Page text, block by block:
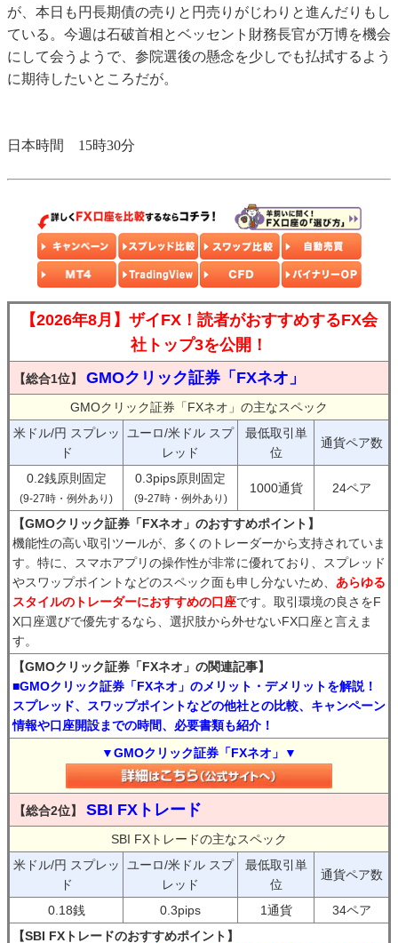
が、本日も円長期債の売りと円売りがじわりと進んだりもし
ている。今週は石破首相とベッセント財務長官が万博を機会
にして会うようで、参院選後の懸念を少しでも払拭するよう
に期待したいところだが。
日本時間 15時30分
【2026年8月】ザイFX！読者がおすすめするFX会
社トップ3を公開！
【総合1位】 GMOクリック証券「FXネオ」
GMOクリック証券「FXネオ」の主なスペック
米ドル/円 スプレッ
ド
ユーロ/米ドル スプ
レッド
最低取引単
位
通貨ペア数
0.2銭原則固定
(9-27時・例外あり)
0.3pips原則固定
(9-27時・例外あり)
1000通貨 24ペア
【GMOクリック証券「FXネオ」のおすすめポイント】
機能性の高い取引ツールが、多くのトレーダーから支持されていま
す。特に、スマホアプリの操作性が非常に優れており、スプレッド
やスワップポイントなどのスペック面も申し分ないため、 あらゆる
スタイルのトレーダーにおすすめの口座です。取引環境の良さをF
X口座選びで優先するなら、選択肢から外せないFX口座と言えま
す。
【GMOクリック証券「FXネオ」の関連記事】
■GMOクリック証券「FXネオ」のメリット・デメリットを解説！
スプレッド、スワップポイントなどの他社との比較、キャンペーン
情報や口座開設までの時間、必要書類も紹介！
▼GMOクリック証券「FXネオ」▼
【総合2位】 SBI FXトレード
SBI FXトレードの主なスペック
米ドル/円 スプレッ
ド
ユーロ/米ドル スプ
レッド
最低取引単
位
通貨ペア数
0.18銭 0.3pips 1通貨
34ペア
【SBI FXトレードのおすすめポイント】